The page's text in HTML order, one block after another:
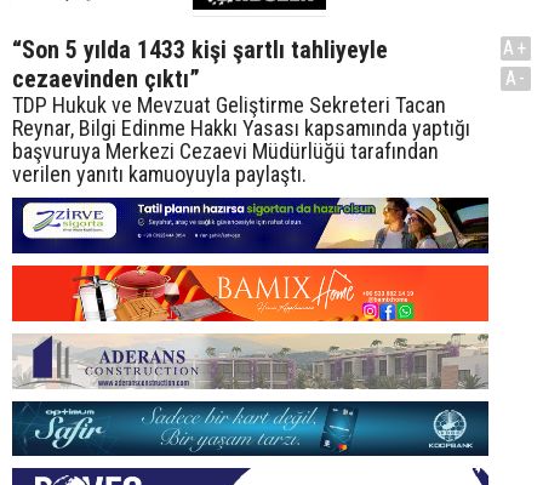
“Son 5 yılda 1433 kişi şartlı tahliyeyle
cezaevinden çıktı”
TDP Hukuk ve Mevzuat Geliştirme Sekreteri Tacan
Reynar, Bilgi Edinme Hakkı Yasası kapsamında yaptığı
başvuruya Merkezi Cezaevi Müdürlüğü tarafından
verilen yanıtı kamuoyuyla paylaştı.
A+
A-